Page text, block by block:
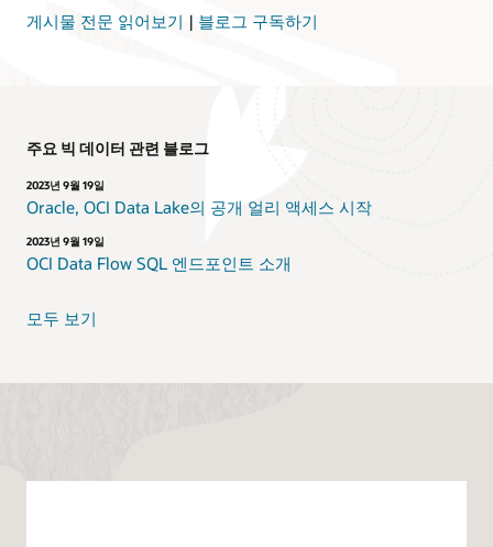
게시물 전문 읽어보기 | 블로그 구독하기
주요 빅 데이터 관련 블로그
2023년 9월 19일
Oracle, OCI Data Lake의 공개 얼리 액세스 시작
2023년 9월 19일
OCI Data Flow SQL 엔드포인트 소개
모두 보기